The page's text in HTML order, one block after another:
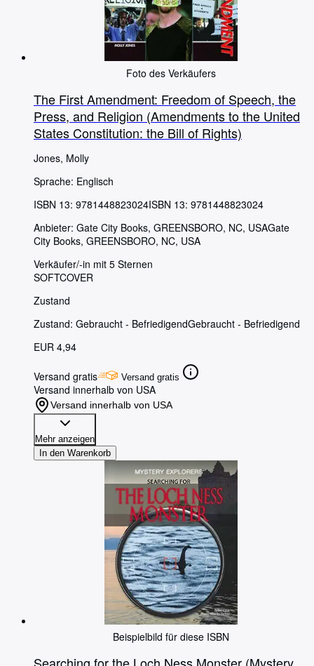
Foto des Verkäufers
The First Amendment: Freedom of Speech, the
Press, and Religion (Amendments to the United
States Constitution: the Bill of Rights)
Jones, Molly
Sprache: Englisch
ISBN 13: 9781448823024ISBN 13: 9781448823024
Anbieter: Gate City Books, GREENSBORO, NC, USAGate
City Books, GREENSBORO, NC, USA
Verkäufer/-in mit 5 Sternen
SOFTCOVER
Zustand
Zustand: Gebraucht - BefriedigendGebraucht - Befriedigend
EUR 4,94
Versand gratis Versand gratis
Versand innerhalb von USA
Versand innerhalb von USA
Mehr anzeigen
In den Warenkorb
Beispielbild für diese ISBN
Searching for the Loch Ness Monster (Mystery